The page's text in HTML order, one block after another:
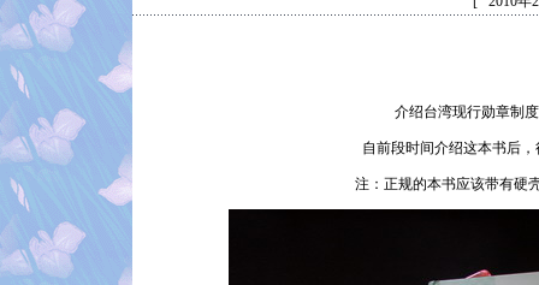
介绍台湾现行勋章制
自前段时间介绍这本书后
注：正规的本书应该带有硬